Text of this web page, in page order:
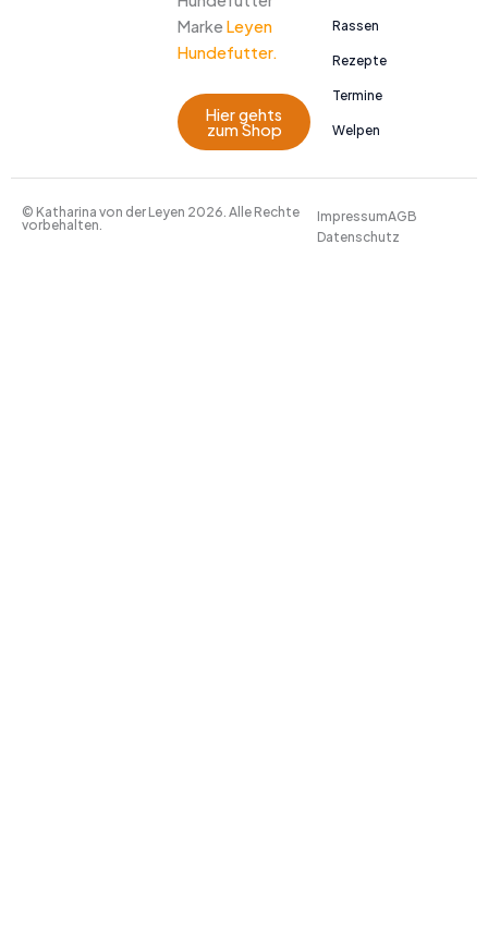
Marke Leyen
Hundefutter.
Hier gehts
zum Shop
Rassen
Rezepte
Termine
Welpen
© Katharina von der Leyen 2026. Alle Rechte
vorbehalten.
ImpressumAGB
Datenschutz